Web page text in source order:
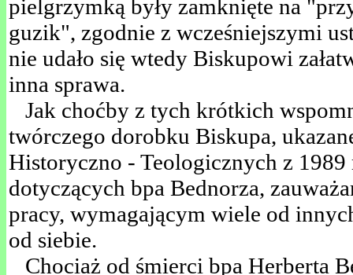
pielgrzymką były zamknięte na
guzik", zgodnie z wcześniejszymi
nie udało się wtedy Biskupowi
inna sprawa.
Jak choćby z tych krótkich
twórczego dorobku Biskupa,
Historyczno - Teologicznych z
dotyczących bpa Bednorza,
pracy, wymagającym wiele od
od siebie.
Chociaż od śmierci bpa Herberta